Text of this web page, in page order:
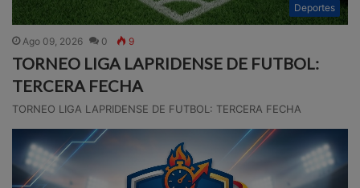
Deportes
Ago 09, 2026 0 9
TORNEO LIGA LAPRIDENSE DE FUTBOL:
TERCERA FECHA
TORNEO LIGA LAPRIDENSE DE FUTBOL: TERCERA FECHA